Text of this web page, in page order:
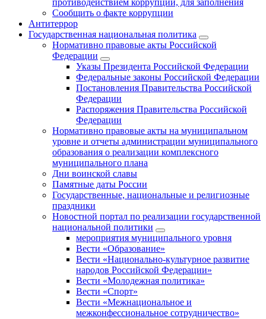
противодействием коррупции, для заполнения
Сообщить о факте коррупции
Антитеррор
Государственная национальная политика
Нормативно правовые акты Российской
Федерации
Указы Президента Российской Федерации
Федеральные законы Российской Федерации
Постановления Правительства Российской
Федерации
Распоряжения Правительства Российской
Федерации
Нормативно правовые акты на муниципальном
уровне и отчеты администрации муниципального
образования о реализации комплексного
муниципального плана
Дни воинской славы
Памятные даты России
Государственные, национальные и религиозные
праздники
Новостной портал по реализации государственной
национальной политики
мероприятия муниципального уровня
Вести «Образование»
Вести «Национально-культурное развитие
народов Российской Федерации»
Вести «Молодежная политика»
Вести «Спорт»
Вести «Межнациональное и
межконфессиональное сотрудничество»